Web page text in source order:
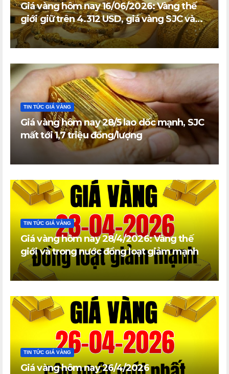
Giá vàng hôm nay 16/06/2026: Vàng thế
giới giữ trên 4.312 USD, giá vàng SJC và
vàng nhẫn trong nước đi ngang
TIN TỨC GIÁ VÀNG
Giá vàng hôm nay 28/5 lao dốc mạnh, SJC
mất tới 1,7 triệu đồng/lượng
TIN TỨC GIÁ VÀNG
Giá vàng hôm nay 28/4/2026: Vàng thế
giới và trong nước đồng loạt giảm mạnh
TIN TỨC GIÁ VÀNG
Giá vàng hôm nay 26/4/2026